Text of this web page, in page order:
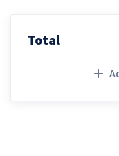
Total